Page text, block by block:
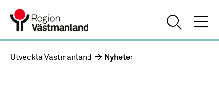
Utveckla Västmanland Nyheter